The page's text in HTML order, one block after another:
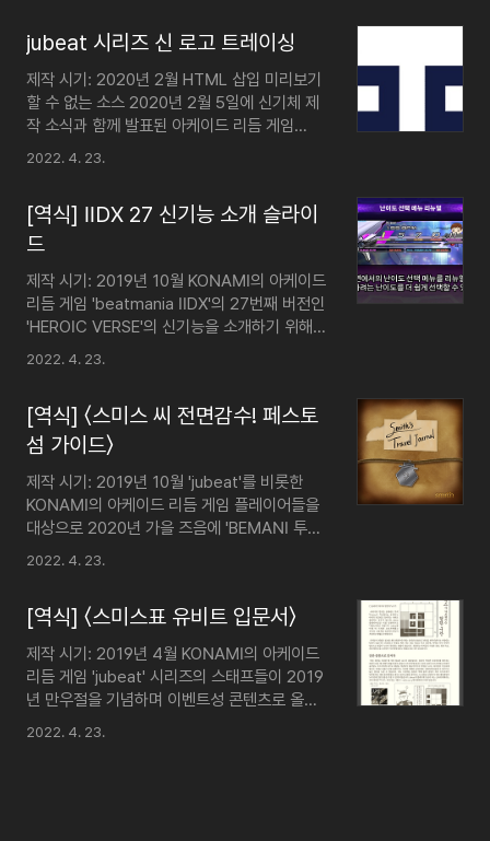
Princess Nauts NB RANGER -..
jubeat 시리즈 신 로고 트레이싱
제작 시기: 2020년 2월 HTML 삽입 미리보기
할 수 없는 소스 2020년 2월 5일에 신기체 제
작 소식과 함께 발표된 아케이드 리듬 게임
'jubeat' 시리즈의 새로운 로고를 PowerPoint
이지만, 영상의 화질이 낮아 라운드의 유무가 확
실하게 파악되지 않는 점이 있어 재현에 어려움
했다. 한글화된 로고는 덤이다. HTML 삽입 미
리보기할 수 없는 소스 HTML 삽입 미리보기할
수 없는 소스
2022. 4. 23.
[역식] IIDX 27 신기능 소개 슬라이
드
제작 시기: 2019년 10월 KONAMI의 아케이드
리듬 게임 'beatmania IIDX'의 27번째 버전인
'HEROIC VERSE'의 신기능을 소개하기 위해
공식 트위터 계정으로 공개된 슬라이드 이미지
보기할 수 없는 소스 HTML 삽입 미리보기할 수
없는 소스 HTML 삽입 미리보기할 수 없는 소스
2022. 4. 23.
[역식] 〈스미스 씨 전면감수! 페스토
섬 가이드〉
제작 시기: 2019년 10월 'jubeat'를 비롯한
KONAMI의 아케이드 리듬 게임 플레이어들을
대상으로 2020년 가을 즈음에 'BEMANI 투표
선발전'라는 이벤트가 개최된 적이 있었다. 이
스토 섬 가이드'를 한글로 번역 및 재편집해 보
았다. HTML 삽입 미리보기할 수 없는 소스
HTML 삽입 미리보기할 수 없는 소스
2022. 4. 23.
[역식] 〈스미스표 유비트 입문서〉
제작 시기: 2019년 4월 KONAMI의 아케이드
리듬 게임 'jubeat' 시리즈의 스태프들이 2019
년 만우절을 기념하며 이벤트성 콘텐츠로 올렸
던 '스미스표 jubeat 입문서' 샘플 페이지를 한
2022. 4. 23.